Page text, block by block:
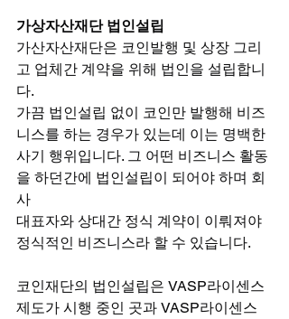
가상자산재단 법인설립
가산자산재단은 코인발행 및 상장 그리
고 업체간 계약을 위해 법인을 설립합니
다.
가끔 법인설립 없이 코인만 발행해 비즈
니스를 하는 경우가 있는데 이는 명백한
사기 행위입니다. 그 어떤 비즈니스 활동
을 하던간에 법인설립이 되어야 하며 회
사
대표자와 상대간 정식 계약이 이뤄져야
정식적인 비즈니스라 할 수 있습니다.
코인재단의 법인설립은 VASP라이센스
제도가 시행 중인 곳과 VASP라이센스